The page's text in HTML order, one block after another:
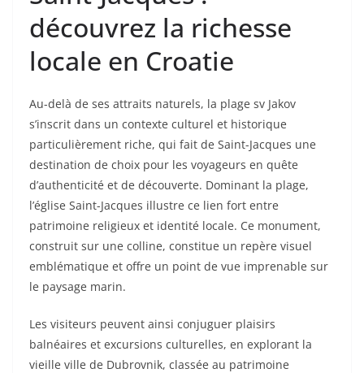
découvrez la richesse
locale en Croatie
Au-delà de ses attraits naturels, la plage sv Jakov
s’inscrit dans un contexte culturel et historique
particulièrement riche, qui fait de Saint-Jacques une
destination de choix pour les voyageurs en quête
d’authenticité et de découverte. Dominant la plage,
l’église Saint-Jacques illustre ce lien fort entre
patrimoine religieux et identité locale. Ce monument,
construit sur une colline, constitue un repère visuel
emblématique et offre un point de vue imprenable sur
le paysage marin.
Les visiteurs peuvent ainsi conjuguer plaisirs
balnéaires et excursions culturelles, en explorant la
vieille ville de Dubrovnik, classée au patrimoine